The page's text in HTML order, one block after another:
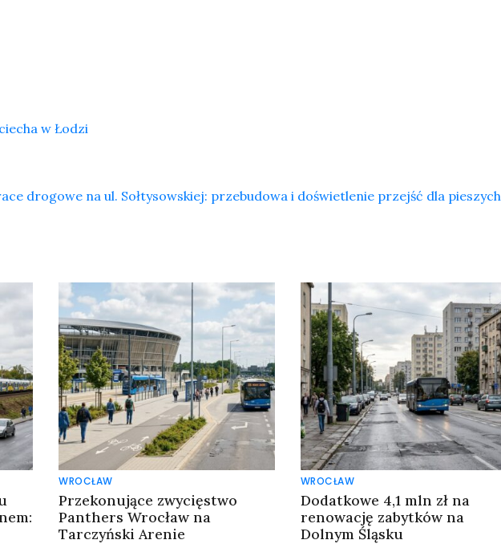
w Łodzi
drogowe na ul. Sołtysowskiej: przebudowa i doświetlenie przejść dla pieszych
WROCŁAW
Przekonujące zwycięstwo
Panthers Wrocław na
Tarczyński Arenie
WROCŁAW
Dodatkowe 4,1 mln zł na
renowację zabytków na
Dolnym Śląsku